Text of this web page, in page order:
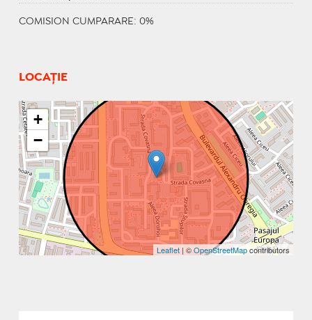
COMISION CUMPARARE: 0%
LOCAȚIE
+
−
Leaflet | ©OpenStreetMapcontributors